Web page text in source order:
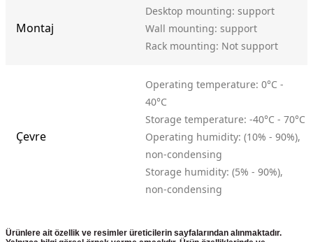
Montaj
Desktop mounting: support
Wall mounting: support
Rack mounting: Not support
Çevre
Operating temperature: 0°C -
40°C
Storage temperature: -40°C - 70°C
Operating humidity: (10% - 90%),
non-condensing
Storage humidity: (5% - 90%),
non-condensing
Ürünlere ait özellik ve resimler üreticilerin sayfalarından alınmaktadır.